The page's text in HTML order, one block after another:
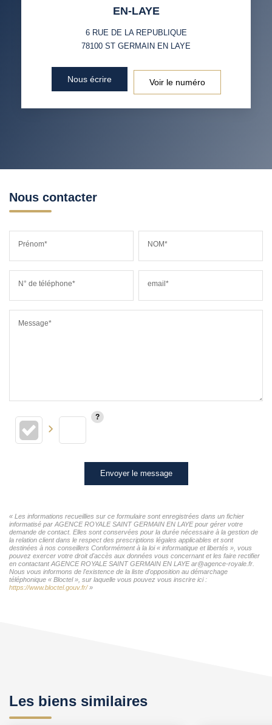
VOITURE
SUPERFICIE :
RÉSULTATS DES LYCÉES ECOLES ET CRÈCHES
COMMERCES
EN-LAYE
6 RUE DE LA REPUBLIQUE
78100 ST GERMAIN EN LAYE
Nous écrire Voir le numéro
Nous contacter
Prénom* NOM*
N° de téléphone* email*
Message*
Envoyer le message
« Les informations recueillies sur ce formulaire sont enregistrées dans un fichier
informatisé par AGENCE ROYALE SAINT GERMAIN EN LAYE pour gérer votre
demande de contact. Elles sont conservées pour la durée nécessaire à la gestion de
la relation client dans le respect des prescriptions légales applicables et sont
destinées à nos conseillers Conformément à la loi « informatique et libertés », vous
pouvez exercer votre droit d'accès aux données vous concernant et les faire rectifier
en contactant AGENCE ROYALE SAINT GERMAIN EN LAYE ar@agence-royale.fr.
Nous vous informons de l'existence de la liste d'opposition au démarchage
téléphonique « Bloctel », sur laquelle vous pouvez vous inscrire ici :
https://www.bloctel.gouv.fr/»
Les biens similaires